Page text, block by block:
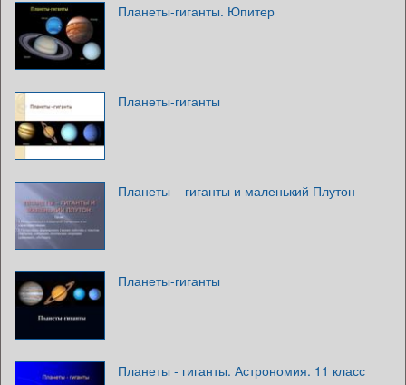
Планеты-гиганты. Юпитер
Планеты-гиганты
Планеты – гиганты и маленький Плутон
Планеты-гиганты
Планеты - гиганты. Астрономия. 11 класс